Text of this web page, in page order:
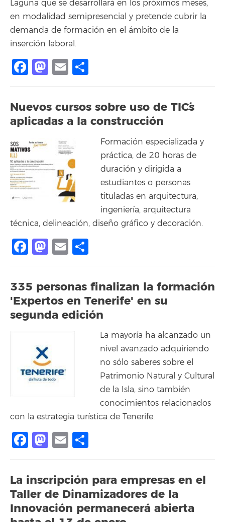
Laguna que se desarrollará en los próximos meses,
en modalidad semipresencial y pretende cubrir la
demanda de formación en el ámbito de la
inserción laboral.
Facebook
Mastodon
Email
Nuevos cursos sobre uso de TIC´s
aplicadas a la construcción
Formación especializada y
práctica, de 20 horas de
duración y dirigida a
estudiantes o personas
tituladas en arquitectura,
ingeniería, arquitectura
técnica, delineación, diseño gráfico y decoración.
Facebook
Mastodon
Email
335 personas finalizan la formación
'Expertos en Tenerife' en su
segunda edición
La mayoría ha alcanzado un
nivel avanzado adquiriendo
no sólo saberes sobre el
Patrimonio Natural y Cultural
de la Isla, sino también
conocimientos relacionados
con la estrategia turística de Tenerife.
Facebook
Mastodon
Email
La inscripción para empresas en el
Taller de Dinamizadores de la
Innovación permanecerá abierta